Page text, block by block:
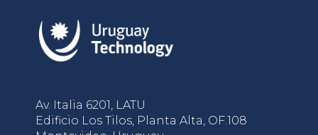
Av. Italia 6201, LATU
Edificio Los Tilos, Planta Alta, OF.108